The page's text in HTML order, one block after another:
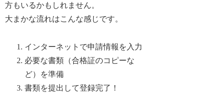
方もいるかもしれません。
大まかな流れはこんな感じです。
インターネットで申請情報を入力
必要な書類（合格証のコピーな
ど）を準備
書類を提出して登録完了！